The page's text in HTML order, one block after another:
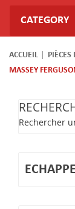
CATEGORY
ACCUEIL PIÈCES
MASSEY
Rechercher